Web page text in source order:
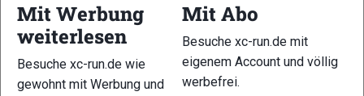
Mit Werbung
weiterlesen
Besuche xc-run.de wie
gewohnt mit Werbung und
Mit Abo
Besuche xc-run.de mit
eigenem Account und völlig
werbefrei.